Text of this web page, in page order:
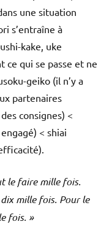
une situation
s’entraîne à
kake, uke
ce qui se passe et ne
geiko (il n’y a
partenaires
consignes) <
< shiai
le faire mille fois.
mille fois. Pour le
fois. »